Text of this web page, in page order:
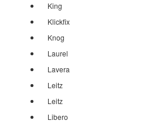
King
Klickfix
Knog
Laurel
Lavera
Leitz
Leitz
Libero